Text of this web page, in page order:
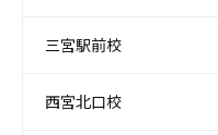
三宮駅前校
西宮北口校